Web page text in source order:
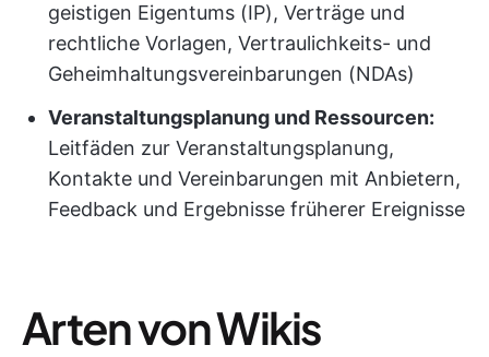
geistigen Eigentums (IP), Verträge und
rechtliche Vorlagen, Vertraulichkeits- und
Geheimhaltungsvereinbarungen (NDAs)
Veranstaltungsplanung und Ressourcen:
Leitfäden zur Veranstaltungsplanung,
Kontakte und Vereinbarungen mit Anbietern,
Feedback und Ergebnisse früherer Ereignisse
Arten von Wikis